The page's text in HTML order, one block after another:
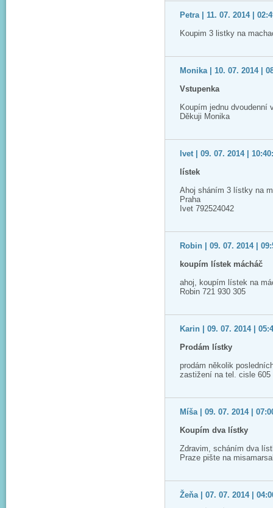
Petra | 11. 07. 2014 |
Koupim 3 listky na
Monika | 10. 07. 2014 |
Vstupenka
Koupím jednu dvoudenní
Děkuji Monika
Ivet | 09. 07. 2014 |
lístek
Ahoj sháním 3 lístky na
Praha
Ivet 792524042
Robin | 09. 07. 2014 |
koupím lístek mácháč
ahoj, koupím lístek na
Robin 721 930 305
Karin | 09. 07. 2014 |
Prodám lístky
prodám několik
zastižení na tel. cisle 605
Míša | 09. 07. 2014 |
Koupím dva lístky
Zdravim, scháním dva
Praze pište na
Žeňa | 07. 07. 2014 |